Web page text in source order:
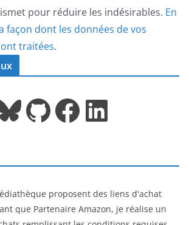
pour réduire les indésirables. En
façon dont les données de vos
traitées.
GitHub Facebook LinkedIn
proposent des liens d'achat
que Partenaire Amazon, je réalise un